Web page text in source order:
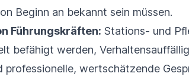
Beginn an bekannt sein müssen.
Führungskräften: Stations- und
befähigt werden,
professionelle, wertschätzende